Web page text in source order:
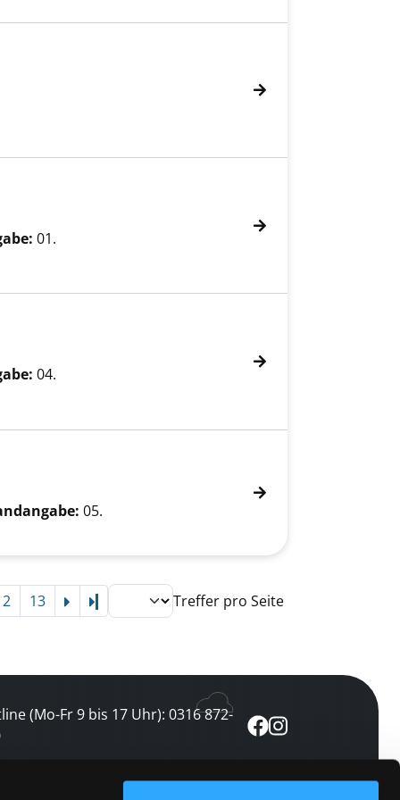
01.
04.
05.
13 Letzte SeiteTreffer pro Seite
(Mo-Fr 9 bis 17 Uhr): 0316 872-